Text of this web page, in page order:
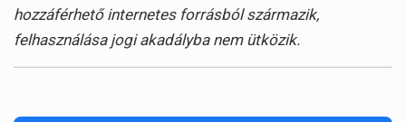
hozzáférhető internetes forrásból származik,
felhasználása jogi akadályba nem ütközik.